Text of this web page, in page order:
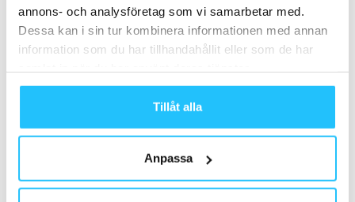
annons- och analysföretag som vi samarbetar med.
Dessa kan i sin tur kombinera informationen med annan
information som du har tillhandahållit eller som de har
Tillåt alla
Anpassa
Pelotonchefer stäms för insiderhandel
2022-12-06
Ladda fler